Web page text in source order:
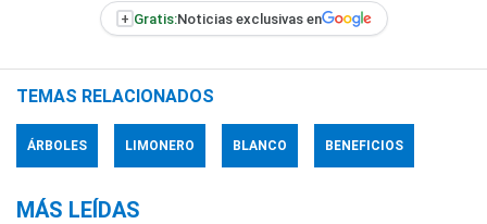
+ Gratis:Noticias exclusivas en
TEMAS RELACIONADOS
ÁRBOLES LIMONERO BLANCO BENEFICIOS
MÁS LEÍDAS